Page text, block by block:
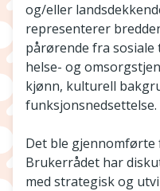
og/eller
representerer
pårørende fra
helse- og
kjønn, kulturell
funksjonsnedsettelse.
Det ble gjennomførte
Brukerrådet har
med strategisk og